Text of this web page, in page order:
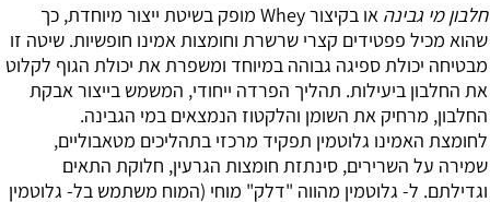
חלבון מי גבינה
או בקיצור Whey מופק בשיטת ייצור מיוחדת, כך
שהוא מכיל פפטידים קצרי שרשרת וחומצות אמינו חופשיות. שיטה זו
מבטיחה יכולת ספיגה גבוהה במיוחד ומשפרת את יכולת הגוף לקלוט
את החלבון ביעילות. תהליך הפרדה ייחודי, המשמש בייצור אבקת
החלבון, מרחיק את השומן והלקטוז הנמצאים במי הגבינה.
לחומצת האמינו גלוטמין תפקיד מרכזי בתהליכים מטאבוליים,
שמירה על השרירים, סינתזת חומצות הגרעין, חלוקת התאים
וגדילתם. ל- גלוטמין מהווה "דלק" מוחי (המוח משתמש בל- גלוטמין